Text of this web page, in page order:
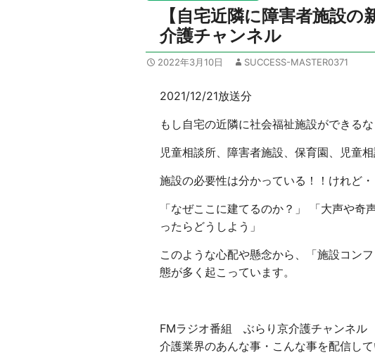
【自宅近隣に障害者施設
介護チャンネル
2022年3月10日 SUCCESS-MASTER0371
2021/12/21放送分
もし自宅の近隣に社会福祉施設ができるな
児童相談所、障害者施設、保育園、児童相
施設の必要性は分かっている！！けれど・
「なぜここに建てるのか？」 「大声や
ったらどうしよう」
このような心配や懸念から、「施設コン
態が多く起こっています。
FMラジオ番組 ぶらり京介護チャンネル
介護業界のあんな事・こんな事を配信し